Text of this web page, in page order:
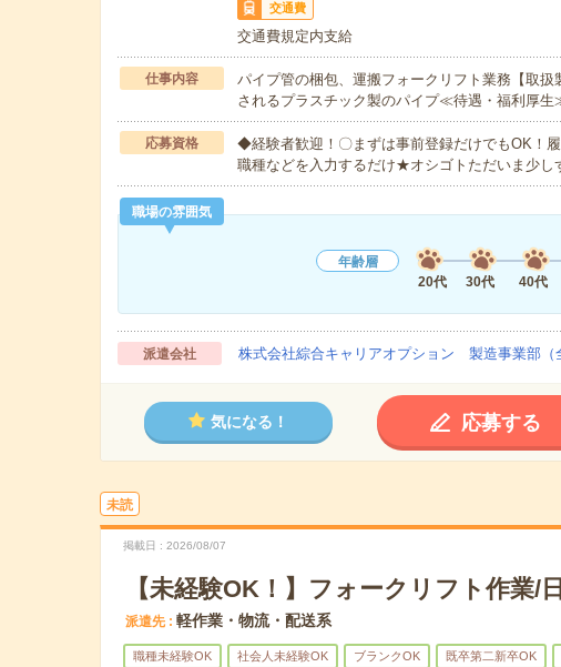
交通費
交通費規定内支給
仕事内容
パイプ管の梱包、運搬フォークリフト業務【取
されるプラスチック製のパイプ≪待遇・福利厚
応募資格
◆経験者歓迎！〇まずは事前登録だけでもOK！
職種などを入力するだけ★オシゴトただいま少
職場の雰囲気
年齢層
20代
30代 40代
派遣会社 株式会社綜合キャリアオプション 製造事業部（
気になる！ 応募する
未読
掲載日 2026/08/07
【未経験OK！】フォークリフト作業/
派遣先 軽作業・物流・配送系
職種未経験OK 社会人未経験OK ブランクOK 既卒第二新卒OK